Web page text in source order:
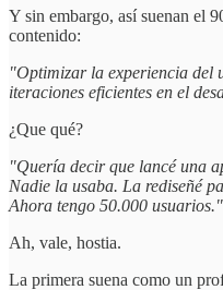
Y sin embargo, así suenan el
contenido:
"Optimizar la experiencia del
iteraciones eficientes en el
¿Que qué?
"Quería decir que lancé una
Nadie la usaba. La rediseñé
Ahora tengo 50.000 usuarios."
Ah, vale, hostia.
La primera suena como un